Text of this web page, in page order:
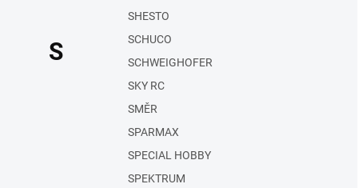
S
SHESTO
SCHUCO
SCHWEIGHOFER
SKY RC
SMĚR
SPARMAX
SPECIAL HOBBY
SPEKTRUM